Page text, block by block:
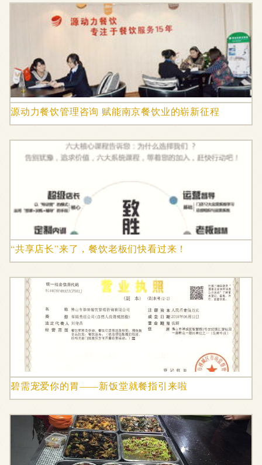
源动力餐饮管理咨询 赋能南京餐饮业的崭新征程
“共享店长”来了，餐饮老板们快看过来！
碧需宠爱你的胃——新饭堂就餐指引来啦